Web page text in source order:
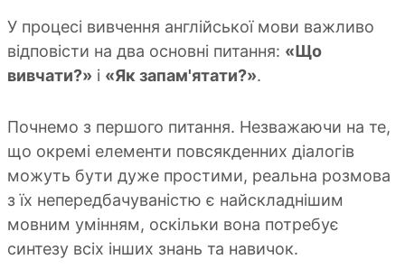
У процесі вивчення англійської мови важливо
відповісти на два основні питання: «Що
вивчати?» і «Як запам'ятати?».
Почнемо з першого питання. Незважаючи на те,
що окремі елементи повсякденних діалогів
можуть бути дуже простими, реальна розмова
з їх непередбачуваністю є найскладнішим
мовним умінням, оскільки вона потребує
синтезу всіх інших знань та навичок.